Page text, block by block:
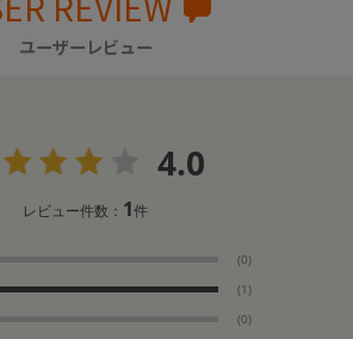
ユーザーレビュー
4.0
レビュー件数： 1件
(0)
(1)
(0)